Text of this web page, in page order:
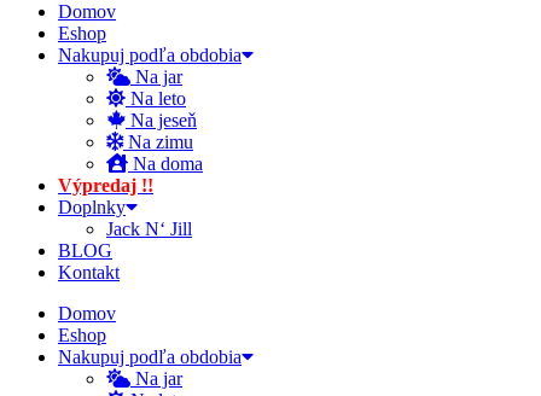
Domov
Eshop
Nakupuj podľa obdobia
Na jar
Na leto
Na jeseň
Na zimu
Na doma
Výpredaj !!
Doplnky
Jack N‘ Jill
BLOG
Kontakt
Domov
Eshop
Nakupuj podľa obdobia
Na jar